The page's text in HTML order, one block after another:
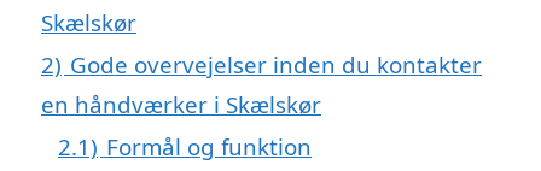
Skælskør
2) Gode overvejelser inden du kontakter
en håndværker i Skælskør
2.1) Formål og funktion